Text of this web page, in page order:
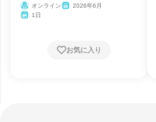
オンライン
2026年6月
1日
お気に入り